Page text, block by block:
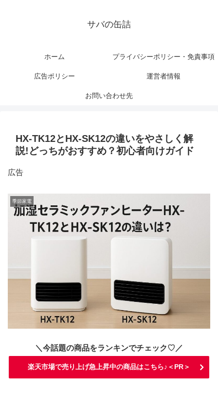
サバの缶詰
ホーム プライバシーポリシー・免責事項
広告ポリシー 運営者情報
お問い合わせ先
HX-TK12とHX-SK12の違いをやさしく解
説!どっちがおすすめ？初心者向けガイド
広告
季節家電
＼今話題の商品をランキンでチェック♡／
楽天市場で売り上げ急上昇中の商品はこちら♪＜PR＞